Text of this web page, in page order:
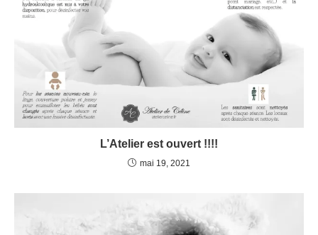
L’Atelier est ouvert !!!!
mai 19, 2021